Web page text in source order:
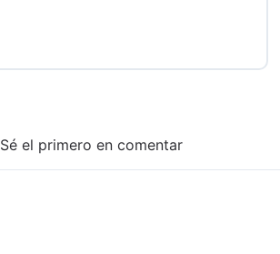
Sé el primero en comentar